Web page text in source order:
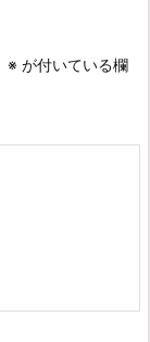
※ が付いている欄